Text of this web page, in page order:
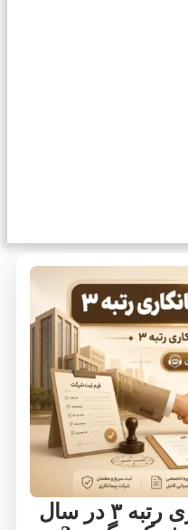
قیمت شرکت پیمانکاری رتبه ۳ در سال